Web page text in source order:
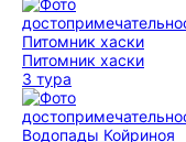
Питомник хаски
3 тура